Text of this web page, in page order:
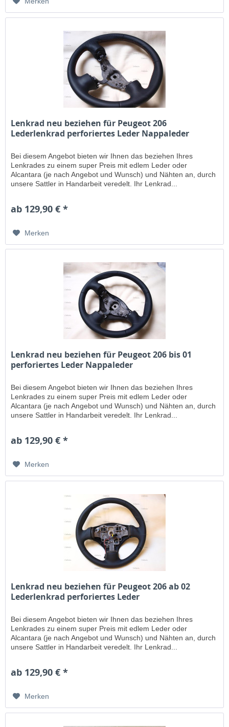
Lenkrad neu beziehen für Peugeot 206
Lederlenkrad perforiertes Leder Nappaleder
Bei diesem Angebot bieten wir Ihnen das beziehen Ihres
Lenkrades zu einem super Preis mit edlem Leder oder
Alcantara (je nach Angebot und Wunsch) und Nähten an, durch
unsere Sattler in Handarbeit veredelt. Ihr Lenkrad...
ab 129,90 € *
Merken
Lenkrad neu beziehen für Peugeot 206 bis 01
perforiertes Leder Nappaleder
Bei diesem Angebot bieten wir Ihnen das beziehen Ihres
Lenkrades zu einem super Preis mit edlem Leder oder
Alcantara (je nach Angebot und Wunsch) und Nähten an, durch
unsere Sattler in Handarbeit veredelt. Ihr Lenkrad...
ab 129,90 € *
Merken
Lenkrad neu beziehen für Peugeot 206 ab 02
Lederlenkrad perforiertes Leder
Bei diesem Angebot bieten wir Ihnen das beziehen Ihres
Lenkrades zu einem super Preis mit edlem Leder oder
Alcantara (je nach Angebot und Wunsch) und Nähten an, durch
unsere Sattler in Handarbeit veredelt. Ihr Lenkrad...
ab 129,90 € *
Merken